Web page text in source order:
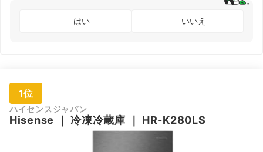
はい いいえ
1位
ハイセンスジャパン
Hisense ｜冷凍冷蔵庫 ｜ HR-K280LS